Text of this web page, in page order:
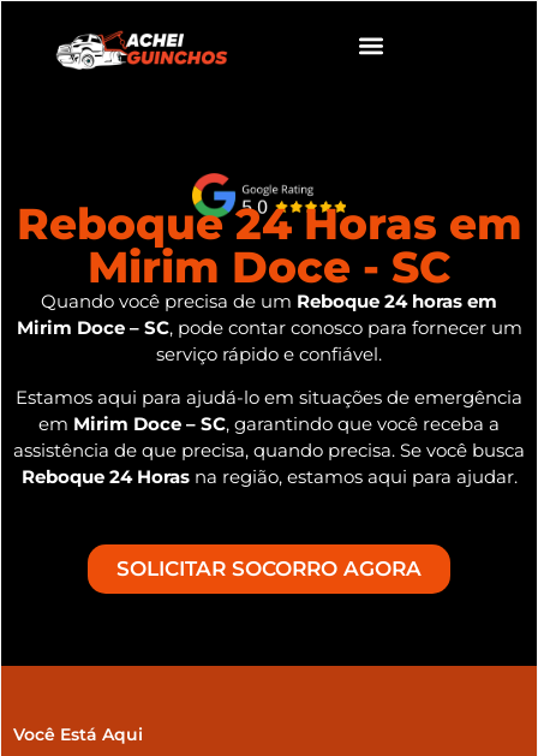
Reboque 24 Horas em
Mirim Doce - SC
Quando você precisa de um Reboque 24 horas em
Mirim Doce – SC, pode contar conosco para fornecer um
serviço rápido e confiável.
Estamos aqui para ajudá-lo em situações de emergência
em Mirim Doce – SC, garantindo que você receba a
assistência de que precisa, quando precisa. Se você busca
Reboque 24 Horasna região, estamos aqui para ajudar.
SOLICITAR SOCORRO AGORA
Você Está Aqui